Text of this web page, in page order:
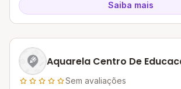
Saiba mais
Aquarela Centro De
Sem avaliações